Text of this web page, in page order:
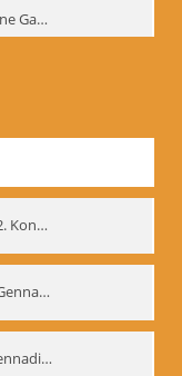
Каменный Гость / Der Steinerne Gast - interne Signatur: BM-prt-202
Biomechanik-Demonstration, 2. Kongress der EMF, Mai 1995
Biomechanik-Demonstration, Gennadij Bogdanow im Berliner Ensemble, 04.10.1991
Biomechanik-Workshop mit Gennadij Nikolajewitsch Bogdanow im Mime Centrum Berlin, 1991